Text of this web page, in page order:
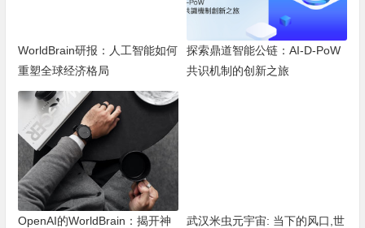
WorldBrain研报：人工智能如何
重塑全球经济格局
探索鼎道智能公链：AI-D-PoW
共识机制的创新之旅
OpenAI的WorldBrain：揭开神
武汉米虫元宇宙: 当下的风口,世